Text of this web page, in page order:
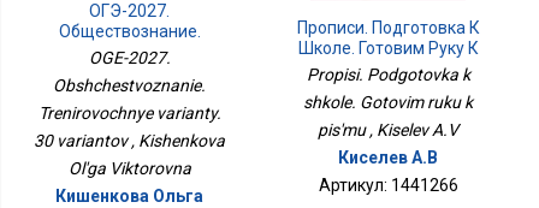
ОГЭ-2027.
Обществознание.
Тренировочные
OGE-2027.
Obshchestvoznanie.
Trenirovochnye varianty.
30 variantov , Kishenkova
Ol'ga Viktorovna
Кишенкова Ольга
Прописи. Подготовка К
Школе. Готовим Руку К
Письму
Propisi. Podgotovka k
shkole. Gotovim ruku k
pis'mu , Kiselev A.V
Киселев А.В
Артикул: 1441266